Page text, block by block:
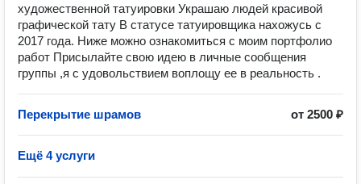
художественной татуировки Украшаю людей красивой
графической тату В статусе татуировщика нахожусь с
2017 года. Ниже можно ознакомиться с моим портфолио
работ Присылайте свою идею в личные сообщения
группы ,я с удовольствием воплощу ее в реальность .
Перекрытие шрамов от 2500 ₽
Ещё 4 услуги